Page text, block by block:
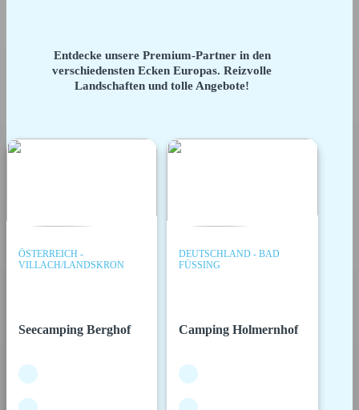
Entdecke unsere Premium-Partner in den
verschiedensten Ecken Europas. Reizvolle
Landschaften und tolle Angebote!
ÖSTERREICH -
VILLACH/LANDSKRON
Seecamping Berghof
DEUTSCHLAND - BAD
FÜSSING
Camping Holmernhof